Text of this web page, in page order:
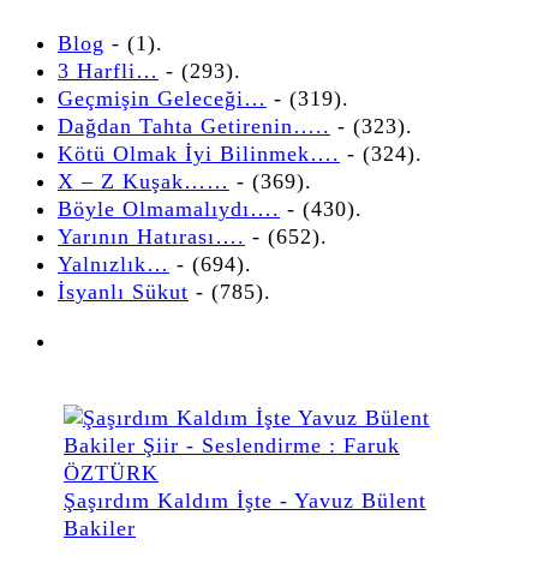
Blog - (1).
3 Harfli… - (293).
Geçmişin Geleceği… - (319).
Dağdan Tahta Getirenin….. - (323).
Kötü Olmak İyi Bilinmek…. - (324).
X – Z Kuşak…… - (369).
Böyle Olmamalıydı…. - (430).
Yarının Hatırası…. - (652).
Yalnızlık… - (694).
İsyanlı Sükut - (785).
Şaşırdım Kaldım İşte - Yavuz Bülent
Bakiler